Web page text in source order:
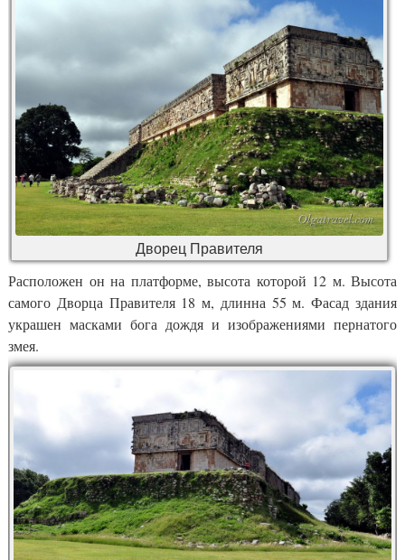
Дворец Правителя
Расположен он на платформе, высота которой 12 м. Высота
самого Дворца Правителя 18 м, длинна 55 м. Фасад здания
украшен масками бога дождя и изображениями пернатого
змея.